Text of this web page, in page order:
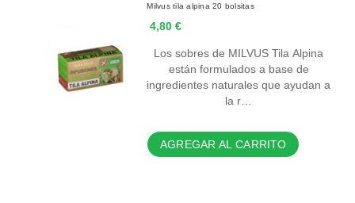
Milvus tila alpina 20 bolsitas
4,80 €
Los sobres de MILVUS Tila Alpina
están formulados a base de
ingredientes naturales que ayudan a
la r…
AGREGAR AL CARRITO